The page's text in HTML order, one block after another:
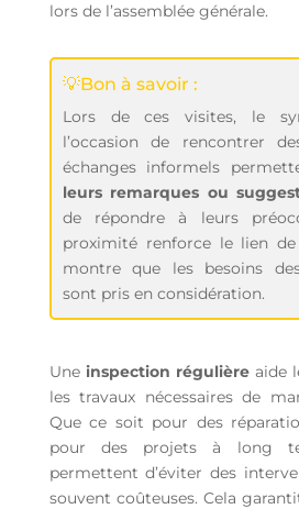
lors de l’assemblée générale.
💡Bon à savoir :
Lors de ces visites, le
l’occasion de rencontrer
échanges informels
leurs remarques ou
de répondre à leurs
proximité renforce le lien
montre que les besoins
sont pris en considération.
Uneinspection régulièreaide
les travaux nécessaires de
Que ce soit pour des
pour des projets à long
permettent d’éviter des
souvent coûteuses. Cela